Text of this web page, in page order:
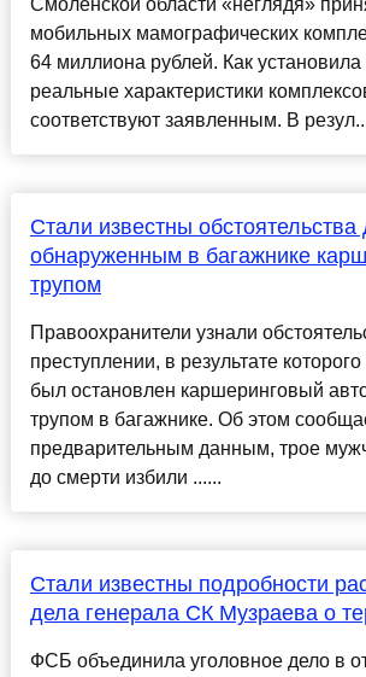
мобильных мамографических
64 миллиона рублей. Как установила
реальные характеристики
соответствуют заявленным. В
Стали известны обстоятельства
обнаруженным в багажнике
трупом
Правоохранители узнали
преступлении, в результате
был остановлен каршеринговый
трупом в багажнике. Об этом
предварительным данным, трое
до смерти избили ......
Стали известны подробности
дела генерала СК Музраева о
ФСБ объединила уголовное дело в